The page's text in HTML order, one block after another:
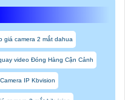
giá camera 2 mắt dahua
video Đóng Hàng Cận Cảnh
IP Kbvision